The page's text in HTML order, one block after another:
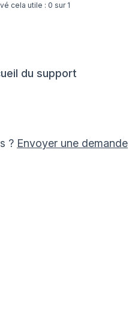
cela utile : 0 sur 1
du support
? Envoyer une demande